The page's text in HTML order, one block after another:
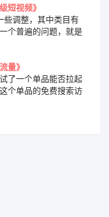
短视频》
些调整，其中类目有
个普遍的问题，就是
量》
了一个单品能否拉起
个单品的免费搜索访